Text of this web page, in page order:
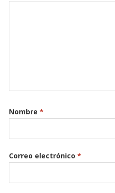
Nombre *
Correo electrónico *